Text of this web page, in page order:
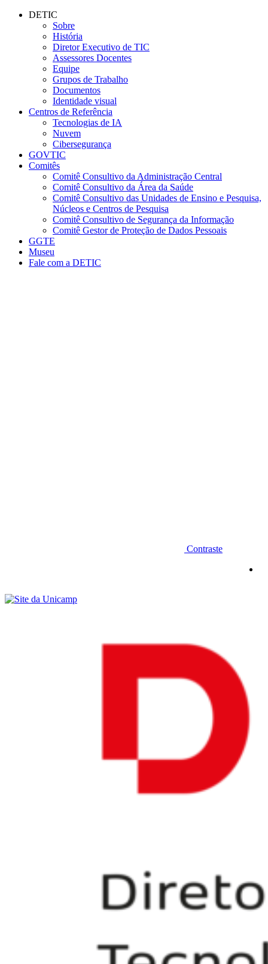
Conteúdo principal
DETIC
Sobre
História
Diretor Executivo de TIC
Assessores Docentes
Equipe
Grupos de Trabalho
Documentos
Identidade visual
Centros de Referência
Tecnologias de IA
Nuvem
Cibersegurança
GOVTIC
Comitês
Comitê Consultivo da Administração Central
Comitê Consultivo da Área da Saúde
Comitê Consultivo das Unidades de Ensino e Pesquisa,
Núcleos e Centros de Pesquisa
Comitê Consultivo de Segurança da Informação
Comitê Gestor de Proteção de Dados Pessoais
GGTE
Museu
Fale com a DETIC
Contraste